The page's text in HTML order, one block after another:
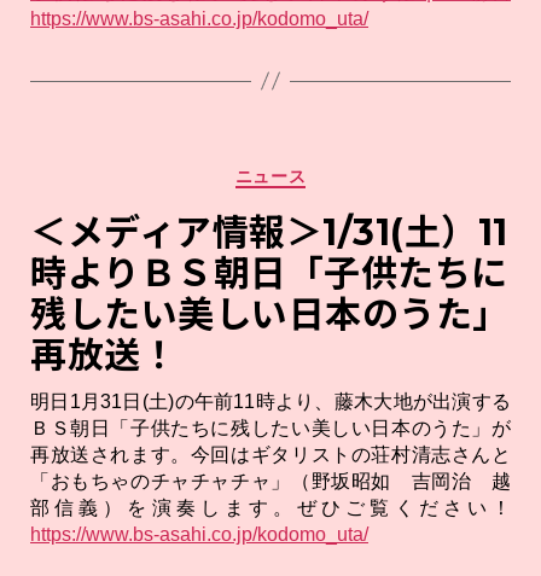
https://www.bs-asahi.co.jp/kodomo_uta/
ゴ
リ
ー
ニュース
＜メディア情報＞1/31(土）11
時よりＢＳ朝日「子供たちに
残したい美しい日本のうた」
再放送！
明日1月31日(土)の午前11時より、藤木大地が出演する
ＢＳ朝日「子供たちに残したい美しい日本のうた」が
再放送されます。今回はギタリストの荘村清志さんと
「おもちゃのチャチャチャ」（野坂昭如 吉岡治 越
部信義）を演奏します。ぜひご覧ください！
https://www.bs-asahi.co.jp/kodomo_uta/